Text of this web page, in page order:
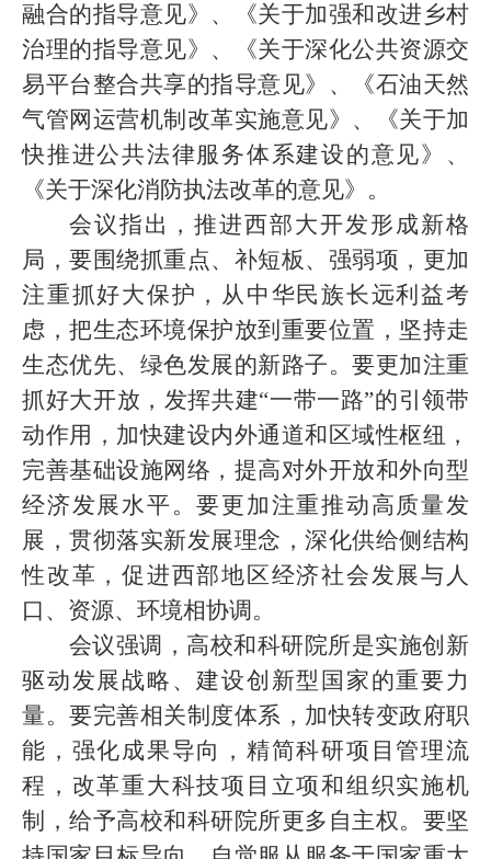
融合的指导意见》、《关于加强和改进乡村
治理的指导意见》、《关于深化公共资源交
易平台整合共享的指导意见》、《石油天然
气管网运营机制改革实施意见》、《关于加
快推进公共法律服务体系建设的意见》、
《关于深化消防执法改革的意见》。
会议指出，推进西部大开发形成新格
局，要围绕抓重点、补短板、强弱项，更加
注重抓好大保护，从中华民族长远利益考
虑，把生态环境保护放到重要位置，坚持走
生态优先、绿色发展的新路子。要更加注重
抓好大开放，发挥共建“一带一路”的引领带
动作用，加快建设内外通道和区域性枢纽，
完善基础设施网络，提高对外开放和外向型
经济发展水平。要更加注重推动高质量发
展，贯彻落实新发展理念，深化供给侧结构
性改革，促进西部地区经济社会发展与人
口、资源、环境相协调。
会议强调，高校和科研院所是实施创新
驱动发展战略、建设创新型国家的重要力
量。要完善相关制度体系，加快转变政府职
能，强化成果导向，精简科研项目管理流
程，改革重大科技项目立项和组织实施机
制，给予高校和科研院所更多自主权。要坚